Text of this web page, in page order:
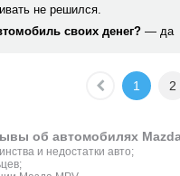
не решился.
своих денег? — да
1 2
об автомобилях
и недостатки авто;